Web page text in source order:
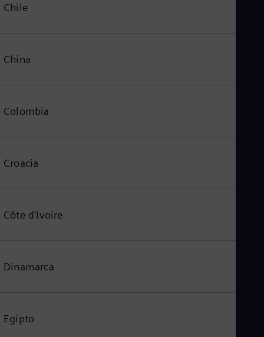
Chile
China
Colombia
Croacia
Côte d'Ivoire
Dinamarca
Egipto